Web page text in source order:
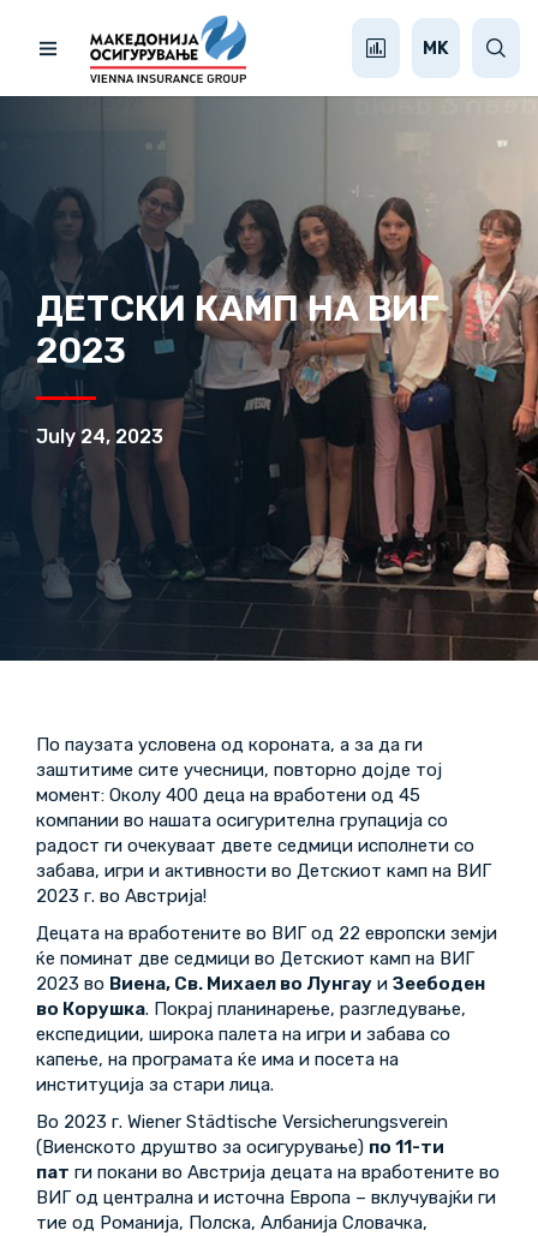
MK
ДЕТСКИ КАМП НА ВИГ
2023
July 24, 2023
По паузата условена од короната, а за да ги
заштитиме сите учесници, повторно дојде тој
момент: Околу 400 деца на вработени од 45
компании во нашата осигурителна групација со
радост ги очекуваат двете седмици исполнети со
забава, игри и активности во Детскиот камп на ВИГ
2023 г. во Австрија!
Децата на вработените во ВИГ од 22 европски земји
ќе поминат две седмици во Детскиот камп на ВИГ
2023 во Виена, Св. Михаел во Лунгау и Зеебоден
во Корушка. Покрај планинарење, разгледување,
експедиции, широка палета на игри и забава со
капење, на програмата ќе има и посета на
институција за стари лица.
Во 2023 г. Wiener Städtische Versicherungsverein
(Виенското друштво за осигурување) по 11-ти
пат ги покани во Австрија децата на вработените во
ВИГ од централна и источна Европа – вклучувајќи ги
тие од Романија, Полска, Албанија Словачка,